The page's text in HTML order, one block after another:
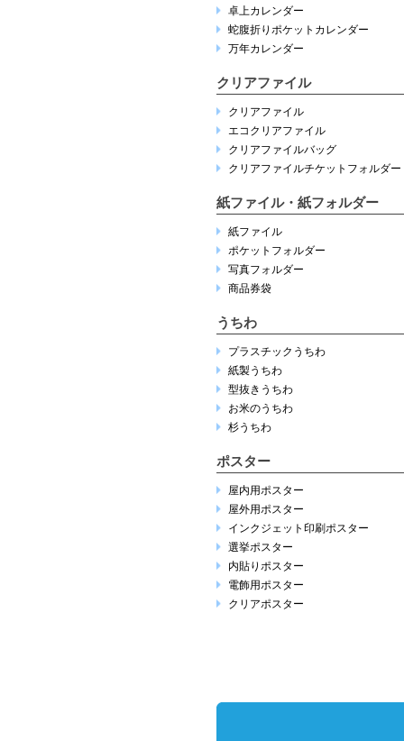
卓上カレンダー
蛇腹折りポケットカレンダー
万年カレンダー
クリアファイル
クリアファイル
エコクリアファイル
クリアファイルバッグ
クリアファイルチケットフォルダー
紙ファイル・紙フォルダー
紙ファイル
ポケットフォルダー
写真フォルダー
商品券袋
うちわ
プラスチックうちわ
紙製うちわ
型抜きうちわ
お米のうちわ
杉うちわ
ポスター
屋内用ポスター
屋外用ポスター
インクジェット印刷ポスター
選挙ポスター
内貼りポスター
電飾用ポスター
クリアポスター